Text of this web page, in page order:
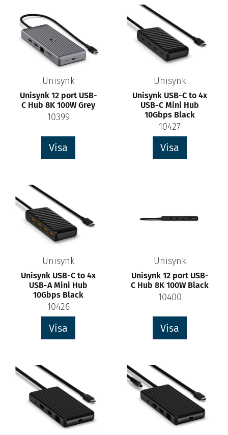
Unisynk
Unisynk 12 port USB-
C Hub 8K 100W Grey
10399
Visa
Unisynk
Unisynk USB-C to 4x
USB-C Mini Hub
10Gbps Black
10427
Visa
Unisynk
Unisynk USB-C to 4x
USB-A Mini Hub
10Gbps Black
10426
Visa
Unisynk
Unisynk 12 port USB-
C Hub 8K 100W Black
10400
Visa